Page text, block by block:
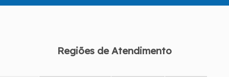
Regiões de Atendimento